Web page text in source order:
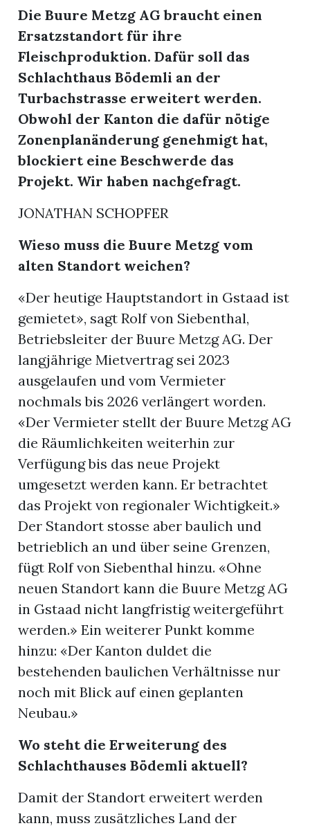
Die Buure Metzg AG braucht einen
Ersatzstandort für ihre
Fleischproduktion. Dafür soll das
Schlachthaus Bödemli an der
Turbachstrasse erweitert werden.
Obwohl der Kanton die dafür nötige
Zonenplanänderung genehmigt hat,
blockiert eine Beschwerde das
Projekt. Wir haben nachgefragt.
JONATHAN SCHOPFER
Wieso muss die Buure Metzg vom
alten Standort weichen?
«Der heutige Hauptstandort in Gstaad ist
gemietet», sagt Rolf von Siebenthal,
Betriebsleiter der Buure Metzg AG. Der
langjährige Mietvertrag sei 2023
ausgelaufen und vom Vermieter
nochmals bis 2026 verlängert worden.
«Der Vermieter stellt der Buure Metzg AG
die Räumlichkeiten weiterhin zur
Verfügung bis das neue Projekt
umgesetzt werden kann. Er betrachtet
das Projekt von regionaler Wichtigkeit.»
Der Standort stosse aber baulich und
betrieblich an und über seine Grenzen,
fügt Rolf von Siebenthal hinzu. «Ohne
neuen Standort kann die Buure Metzg AG
in Gstaad nicht langfristig weitergeführt
werden.» Ein weiterer Punkt komme
hinzu: «Der Kanton duldet die
bestehenden baulichen Verhältnisse nur
noch mit Blick auf einen geplanten
Neubau.»
Wo steht die Erweiterung des
Schlachthauses Bödemli aktuell?
Damit der Standort erweitert werden
kann, muss zusätzliches Land der